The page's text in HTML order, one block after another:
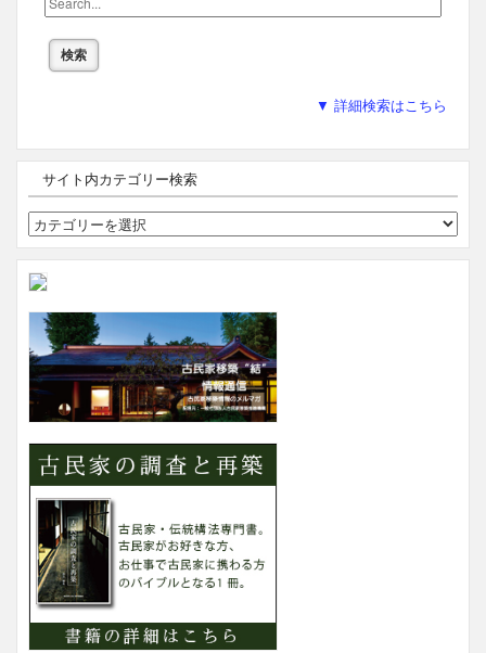
▼ 詳細検索はこちら
サイト内カテゴリー検索
サ
イ
ト
内
カ
テ
ゴ
リ
ー
検